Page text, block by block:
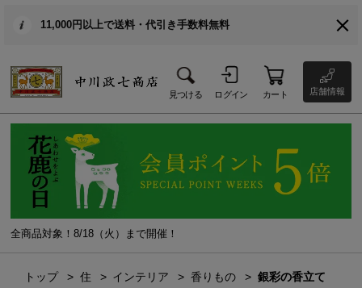
11,000円以上で送料・代引き手数料無料
見つける ログイン カート 店舗情報
全商品対象！8/18（火）まで開催！
トップ 住 インテリア 香りもの 銀彩の香立て